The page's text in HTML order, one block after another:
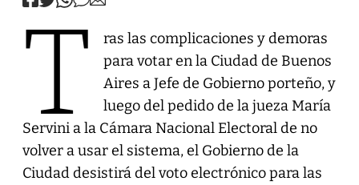
T
ras las complicaciones y demoras
para votar en la Ciudad de Buenos
Aires a Jefe de Gobierno porteño, y
luego del pedido de la jueza María
Servini a la Cámara Nacional Electoral de no
volver a usar el sistema, el Gobierno de la
Ciudad desistirá del voto electrónico para las